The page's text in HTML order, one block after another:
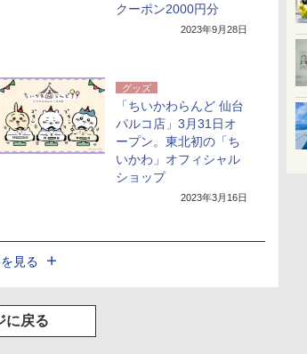
クーポン2000円分
2023年9月28日
グッズ
「ちいかわらんど 仙台
パルコ店」3月31日オ
ープン。東北初の「ち
いかわ」オフィシャル
ショップ
2023年3月16日
見る
に戻る